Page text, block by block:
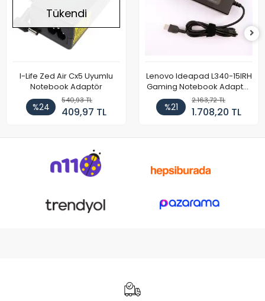
Tükendi
I-Life Zed Air Cx5 Uyumlu
Notebook Adaptör
%24
540,93 TL
409,97 TL
Lenovo Ideapad L340-15IRH
Gaming Notebook Adaptör
Cihazı Şarj Aleti (150W)
%21
2.163,72 TL
1.708,20 TL